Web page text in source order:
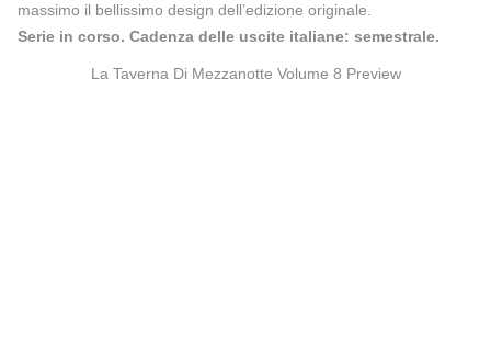
massimo il bellissimo design dell’edizione originale.
Serie in corso. Cadenza delle uscite italiane: semestrale.
La Taverna Di Mezzanotte Volume 8 Preview